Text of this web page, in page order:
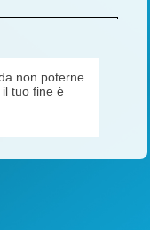
non poterne
tuo fine è